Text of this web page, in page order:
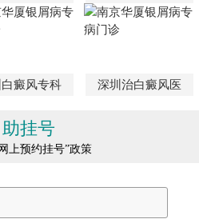
癜风专科 深圳治白癜风医
助挂号
上预约挂号”政策